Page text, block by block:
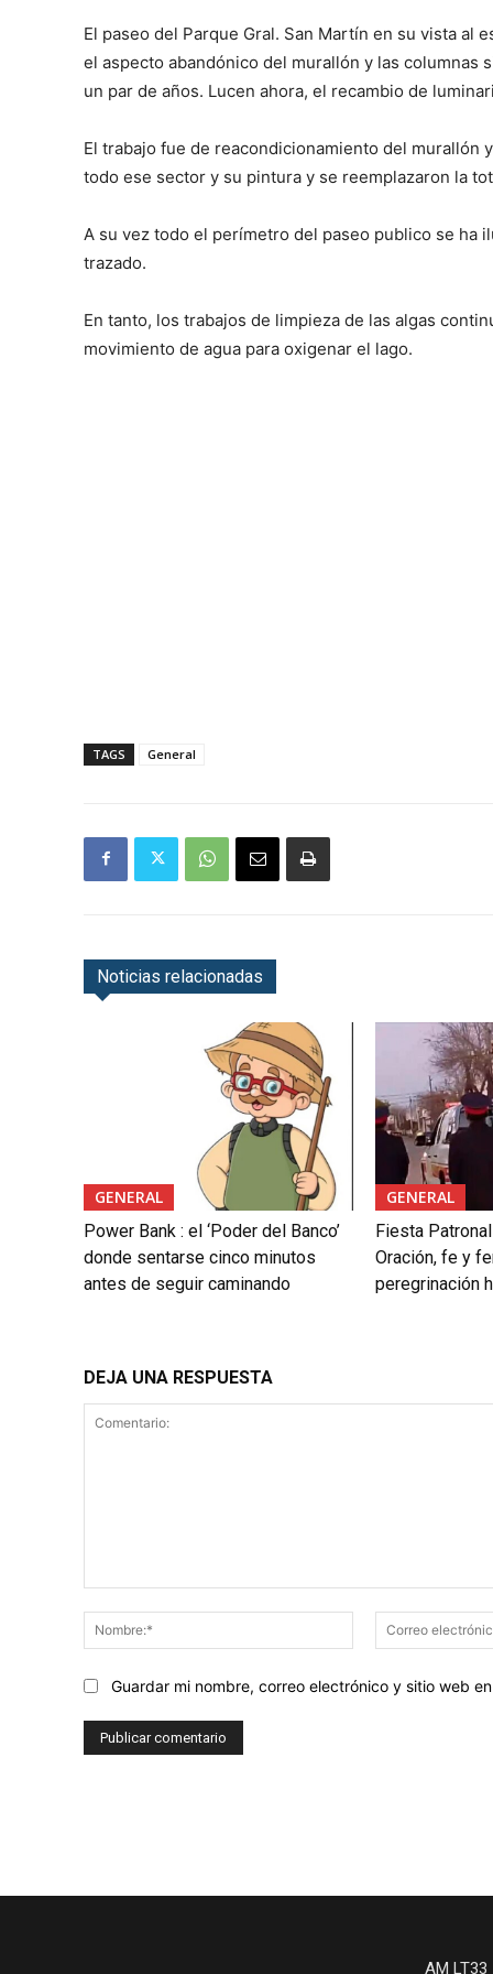
El paseo del Parque Gral. San Martín en su vista al
el aspecto abandónico del murallón y las columnas
un par de años. Lucen ahora, el recambio de
El trabajo fue de reacondicionamiento del murallón
todo ese sector y su pintura y se reemplazaron la
A su vez todo el perímetro del paseo publico se ha
trazado.
En tanto, los trabajos de limpieza de las algas
movimiento de agua para oxigenar el lago.
TAGS General
Noticias relacionadas
GENERAL
Power Bank : el ‘Poder del Banco’
donde sentarse cinco minutos
antes de seguir caminando
GENERAL
Fiesta
Oración, fe y
peregrinación
DEJA UNA RESPUESTA
Nombre:*
Guardar mi nombre, correo electrónico y sitio web
AM LT33